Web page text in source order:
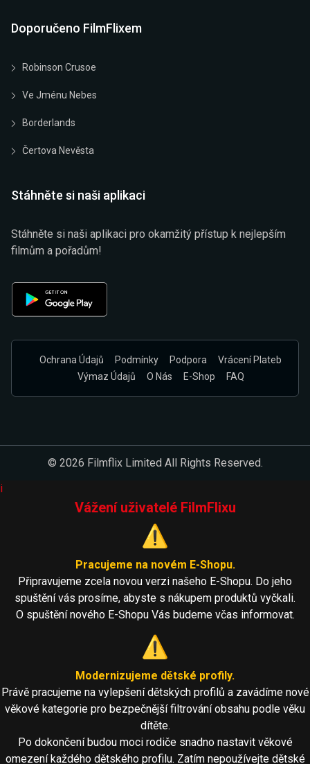
Doporučeno FilmFlixem
Robinson Crusoe
Ve Jménu Nebes
Borderlands
Čertova Nevěsta
Stáhněte si naši aplikaci
Stáhněte si naši aplikaci pro okamžitý přístup k nejlepším
filmům a pořadům!
Ochrana Údajů Podmínky Podpora
Vrácení Plateb
Výmaz Údajů
O Nás E-Shop FAQ
© 2026 Filmflix Limited All Rights Reserved.
i
Vážení uživatelé FilmFlixu
⚠️
Pracujeme na novém E-Shopu.
Připravujeme zcela novou verzi našeho E-Shopu. Do jeho
spuštění vás prosíme, abyste s nákupem produktů vyčkali.
O spuštění nového E-Shopu Vás budeme včas informovat.
⚠️
Modernizujeme dětské profily.
Právě pracujeme na vylepšení dětských profilů a zavádíme nové
věkové kategorie pro bezpečnější filtrování obsahu podle věku
dítěte.
Po dokončení budou moci rodiče snadno nastavit věkové
omezení každého dětského profilu. Zatím nepoužívejte dětské